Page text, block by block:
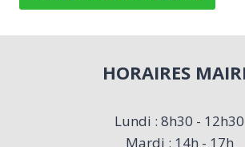
HORAIRES
Lundi : 8h30 - 12h30
Mardi : 14h - 17h